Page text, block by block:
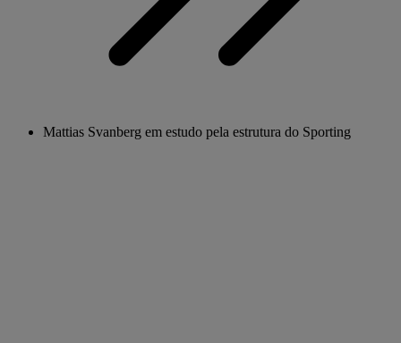
Mattias Svanberg em estudo pela estrutura do Sporting